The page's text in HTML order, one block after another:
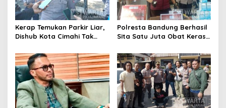
Kerap Temukan Parkir Liar,
Dishub Kota Cimahi Tak
Pembinaan
Polresta Bandung Berhasil
Sita Satu Juta Obat Keras
Kasus Narkoba